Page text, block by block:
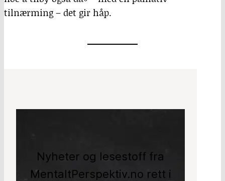
tilnærming – det gir håp.
Nyheter og lesestoff fra
MentaltPerspektiv.no rett i